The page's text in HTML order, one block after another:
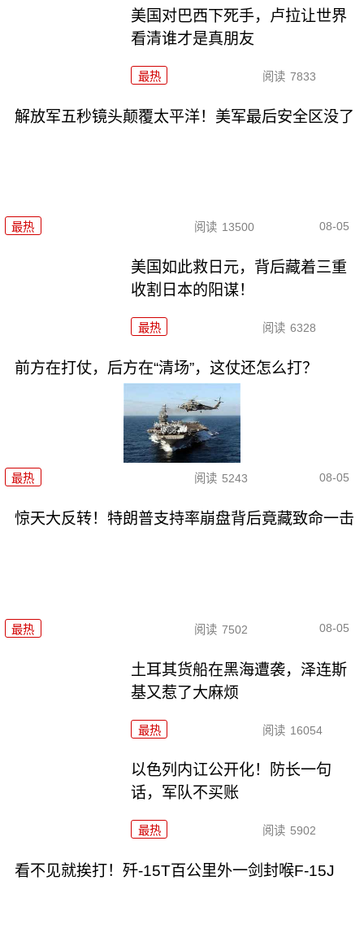
美国对巴西下死手，卢拉让世界
看清谁才是真朋友
最热 阅读 7833
解放军五秒镜头颠覆太平洋！美军最后安全区没了
最热 阅读 13500 08-05
美国如此救日元，背后藏着三重
收割日本的阳谋！
最热 阅读 6328
前方在打仗，后方在“清场”，这仗还怎么打？
最热 阅读 5243 08-05
惊天大反转！特朗普支持率崩盘背后竟藏致命一击
最热 阅读 7502 08-05
土耳其货船在黑海遭袭，泽连斯
基又惹了大麻烦
最热 阅读 16054
以色列内讧公开化！防长一句
话，军队不买账
最热 阅读 5902
看不见就挨打！歼-15T百公里外一剑封喉F-15J